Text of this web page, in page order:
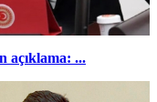
açıklama: ...